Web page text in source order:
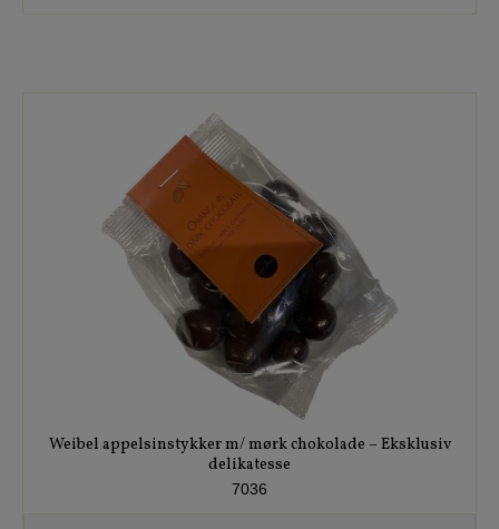
Weibel appelsinstykker m/ mørk chokolade – Eksklusiv
delikatesse
7036